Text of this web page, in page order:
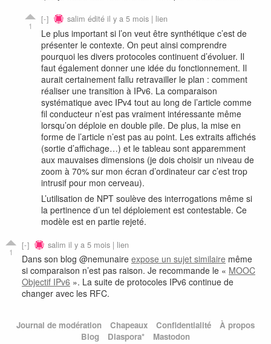
1
salim édité il y a 5 mois | lien
Le plus important si l’on veut être synthétique c’est de
présenter le contexte. On peut ainsi comprendre
pourquoi les divers protocoles continuent d’évoluer. Il
faut également donner une idée du fonctionnement. Il
aurait certainement fallu retravailler le plan : comment
réaliser une transition à IPv6. La comparaison
systématique avec IPv4 tout au long de l’article comme
fil conducteur n’est pas vraiment intéressante même
lorsqu’on déploie en double pile. De plus, la mise en
forme de l’article n’est pas au point. Les extraits affichés
(sortie d’affichage…) et le tableau sont apparemment
aux mauvaises dimensions (je dois choisir un niveau de
zoom à 70% sur mon écran d’ordinateur car c’est trop
intrusif pour mon cerveau).
L’utilisation de NPT soulève des interrogations même si
la pertinence d’un tel déploiement est contestable. Ce
modèle est en partie rejeté.
1
salim il y a 5 mois | lien
Dans son blog @nemunaire expose un sujet similaire même
si comparaison n’est pas raison. Je recommande le « MOOC
Objectif IPv6 ». La suite de protocoles IPv6 continue de
changer avec les RFC.
Journal de modération Chapeaux Confidentialité
À propos
Blog
Diaspora* Mastodon